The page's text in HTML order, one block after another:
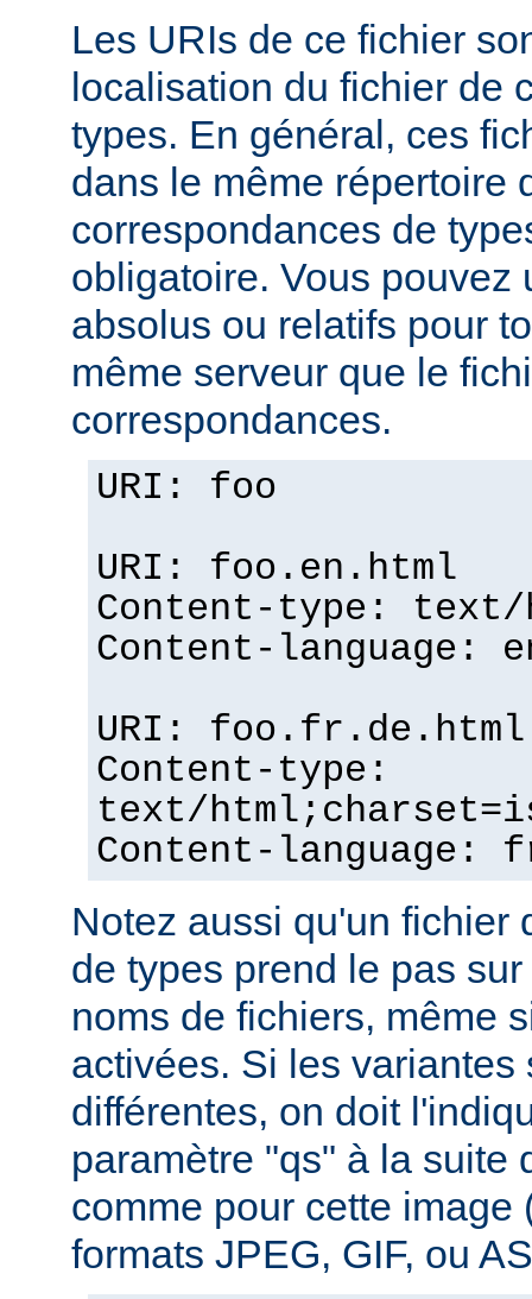
Les URIs de ce fichier
localisation du fichier de
types. En général, ces
dans le même répertoire
correspondances de
obligatoire. Vous pouvez
absolus ou relatifs pour
même serveur que le
correspondances.
URI: foo
URI: foo.en.html
Content-type: text/
Content-language:
URI: foo.fr.de.html
Content-type:
text/
Content-language:
Notez aussi qu'un fichier
de types prend le pas
noms de fichiers, même
activées. Si les variantes
différentes, on doit
paramètre "qs" à la suite
comme pour cette image
formats JPEG, GIF, ou